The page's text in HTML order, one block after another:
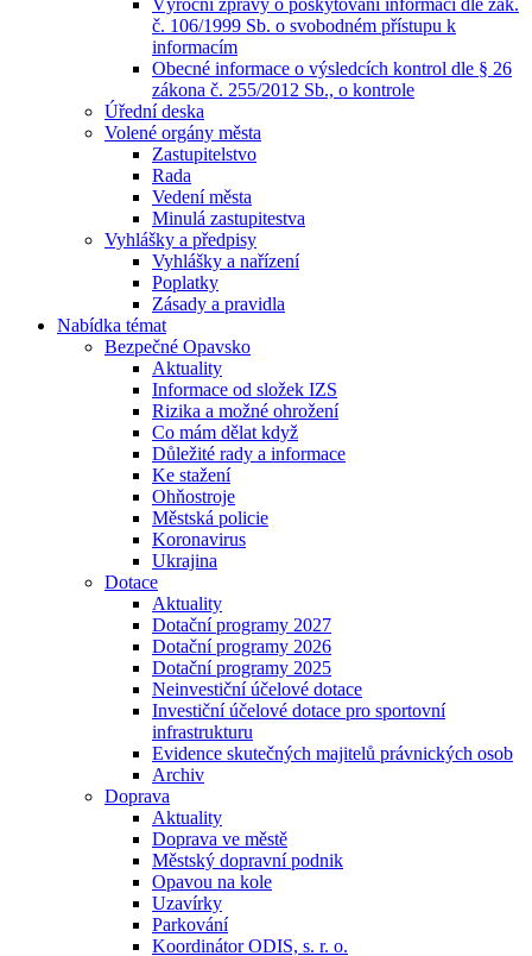
Výroční zprávy o poskytování informací dle zák.
č. 106/1999 Sb. o svobodném přístupu k
informacím
Obecné informace o výsledcích kontrol dle § 26
zákona č. 255/2012 Sb., o kontrole
Úřední deska
Volené orgány města
Zastupitelstvo
Rada
Vedení města
Minulá zastupitestva
Vyhlášky a předpisy
Vyhlášky a nařízení
Poplatky
Zásady a pravidla
Nabídka témat
Bezpečné Opavsko
Aktuality
Informace od složek IZS
Rizika a možné ohrožení
Co mám dělat když
Důležité rady a informace
Ke stažení
Ohňostroje
Městská policie
Koronavirus
Ukrajina
Dotace
Aktuality
Dotační programy 2027
Dotační programy 2026
Dotační programy 2025
Neinvestiční účelové dotace
Investiční účelové dotace pro sportovní
infrastrukturu
Evidence skutečných majitelů právnických osob
Archiv
Doprava
Aktuality
Doprava ve městě
Městský dopravní podnik
Opavou na kole
Uzavírky
Parkování
Koordinátor ODIS, s. r. o.